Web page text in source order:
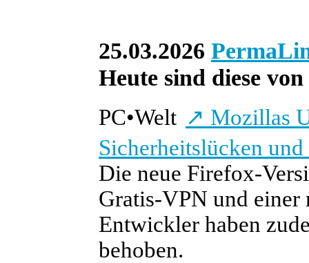
25.03.2026
Heute sind diese
PC•Welt ↗ Mozillas
Sicherheitslücken
Die neue Firefox-
Gratis-VPN und einer
Entwickler haben
behoben.